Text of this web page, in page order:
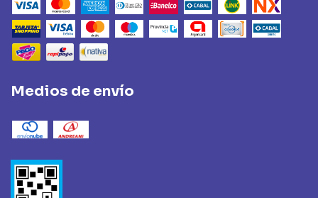
Medios de envío